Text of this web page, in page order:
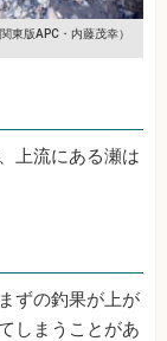
東版APC・内藤茂幸）
上流にある瀬は
ずの釣果が上が
しまうことがあ